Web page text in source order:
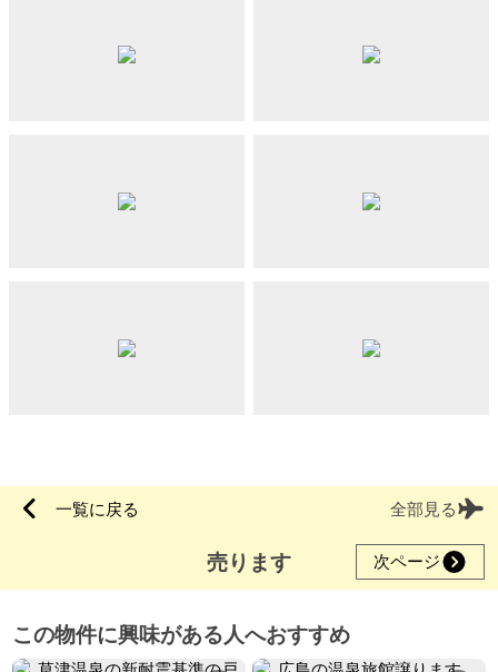
一覧に戻る 全部見る
売ります 次ページ
この物件に興味がある人へおすすめ